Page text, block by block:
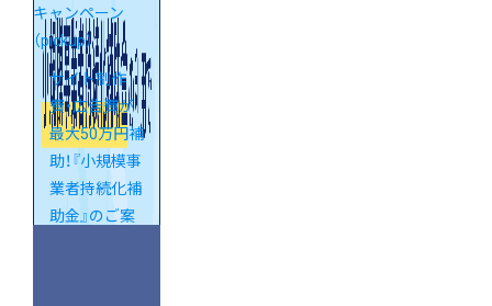
キャンペーン
（pickup）
サイト制作
費・広告費が
最大50万円補
助！『小規模事
業者持続化補
助金』のご案